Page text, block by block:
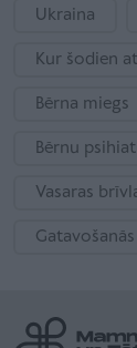
Ukraina
Kur šodien
Bērna miegs
Bērnu
Vasaras